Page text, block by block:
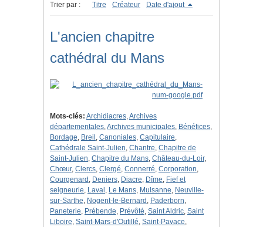
Trier par : Titre Créateur Date d'ajout
L'ancien chapitre
cathédral du Mans
Mots-clés: Archidiacres,Archives
départementales,Archives municipales, Bénéfices,
Bordage, Breil , Canoniales, Capitulaire,
Cathédrale Saint-Julien, Chantre, Chapitre de
Saint-Julien, Chapitre du Mans, Château-du-Loir,
Chœur, Clercs, Clergé, Connerré, Corporation,
Courgenard , Deniers, Diacre, Dîme, Fief et
seigneurie, Laval , Le Mans, Mulsanne, Neuville-
sur-Sarthe, Nogent-le-Bernard , Paderborn,
Paneterie, Prébende, Prévôté, Saint Aldric, Saint
Liboire, Saint-Mars-d'Outillé, Saint-Pavace,